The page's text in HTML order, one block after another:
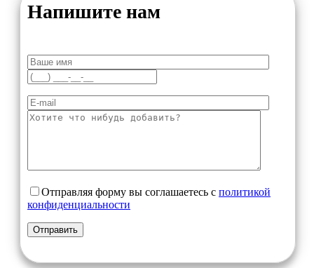
Напишите нам
Отправляя форму вы соглашаетесь с политикой
конфиденциальности